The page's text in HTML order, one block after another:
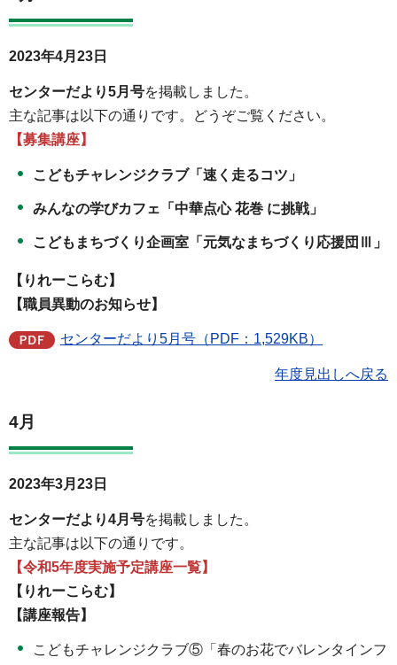
2023年4月23日
センターだより5月号を掲載しました。
主な記事は以下の通りです。どうぞご覧ください。
【募集講座】
こどもチャレンジクラブ「速く走るコツ」
みんなの学びカフェ「中華点心 花巻 に挑戦」
こどもまちづくり企画室「元気なまちづくり応援団Ⅲ」
【りれーこらむ】
【職員異動のお知らせ】
センターだより5月号（PDF：1,529KB）
年度見出しへ戻る
4月
2023年3月23日
センターだより4月号を掲載しました。
主な記事は以下の通りです。
【令和5年度実施予定講座一覧】
【りれーこらむ】
【講座報告】
こどもチャレンジクラブ⑤「春のお花でバレンタインフ